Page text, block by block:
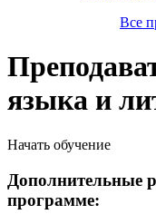
Все
языка и
Начать обучение
Дополнительные
программе: